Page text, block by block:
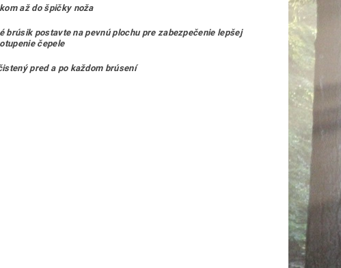
až do špičky noža
postavte na pevnú plochu pre zabezpečenie lepšej
čepele
pred a po každom brúsení